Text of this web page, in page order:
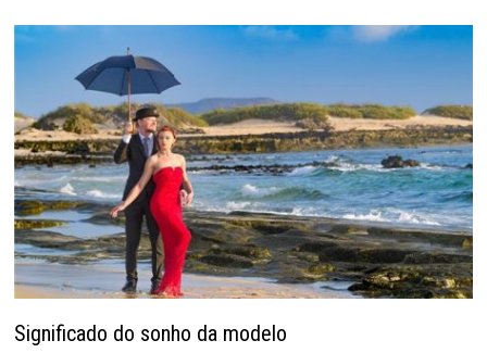
Significado do sonho da modelo